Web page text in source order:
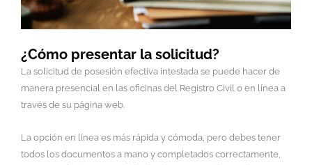
¿Cómo presentar la solicitud?
La solicitud de posesión efectiva intestada se puede hacer de
manera presencial en las oficinas del Registro Civil o en línea a
través de su página web.
La opción en línea es más rápida y cómoda, pero debes tener
todos los documentos a mano y completados correctamente,